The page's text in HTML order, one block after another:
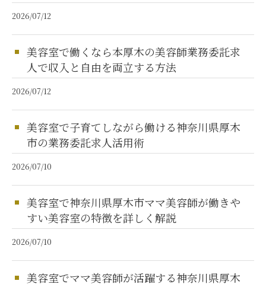
2026/07/12
美容室で働くなら本厚木の美容師業務委託求
人で収入と自由を両立する方法
2026/07/12
美容室で子育てしながら働ける神奈川県厚木
市の業務委託求人活用術
2026/07/10
美容室で神奈川県厚木市ママ美容師が働きや
すい美容室の特徴を詳しく解説
2026/07/10
美容室でママ美容師が活躍する神奈川県厚木